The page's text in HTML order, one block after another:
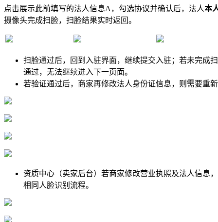
点击展示此前填写的法人信息A，勾选协议并确认后，法人本
摄像头完成扫脸，扫脸结果实时返回。
扫脸通过后，回到入驻界面，继续提交入驻；若未完成
通过，无法继续进入下一页面。
若验证通过后，商家再修改法人身份证信息，则需要重
资质中心（卖家后台）若商家修改营业执照及法人信息
相同人脸识别流程。